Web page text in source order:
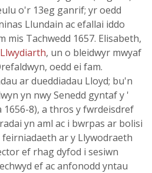
o'r 13eg ganrif; yr oedd
Llundain ac efallai iddo
mis Tachwedd 1657. Elisabeth,
, un o bleidwyr mwyaf
oedd ei fam.
ar dueddiadau Lloyd; bu'n
yn nwy Senedd gyntaf y '
1656-8), a thros y fwrdeisdref
yn aml ac i bwrpas ar bolisi
ar y Llywodraeth
ef rhag dyfod i sesiwn
ef ac anfonodd yntau